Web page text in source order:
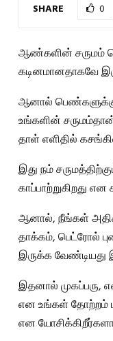
SHARE 0
ஆண்களின் சருமம்
கடினமானதாகவே
ஆனால் பெண்களுக்கு
உங்களின்
தாள் எளிதில்
இது நம்
காப்பாற்றுகிறது
ஆனால், நீங்கள்
தாக்கம், பெட்ரோல்
இருக்க வேண்டியது
இதனால் முகப்பரு,
என உங்கள் தோற்றம்
என